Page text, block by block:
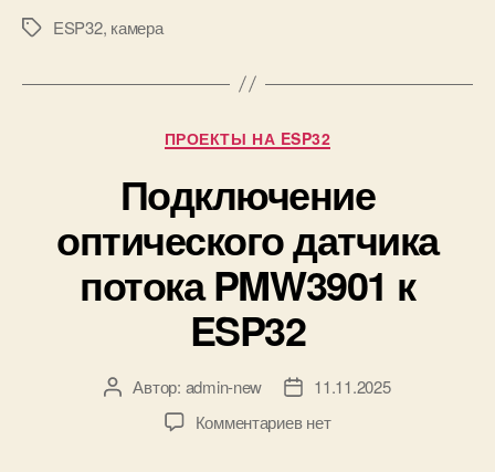
E
E
T
O
:
п
л
т
М
ESP32, камера
Р
у
б
р
и
к
и
ПРОЕКТЫ НА ESP32
Подключение
оптического датчика
потока PMW3901 к
ESP32
А Автор: admin-new
Д
т
11.11.2025
Комментариевк
нет